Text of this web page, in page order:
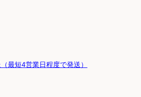
最短4営業日程度で発送）